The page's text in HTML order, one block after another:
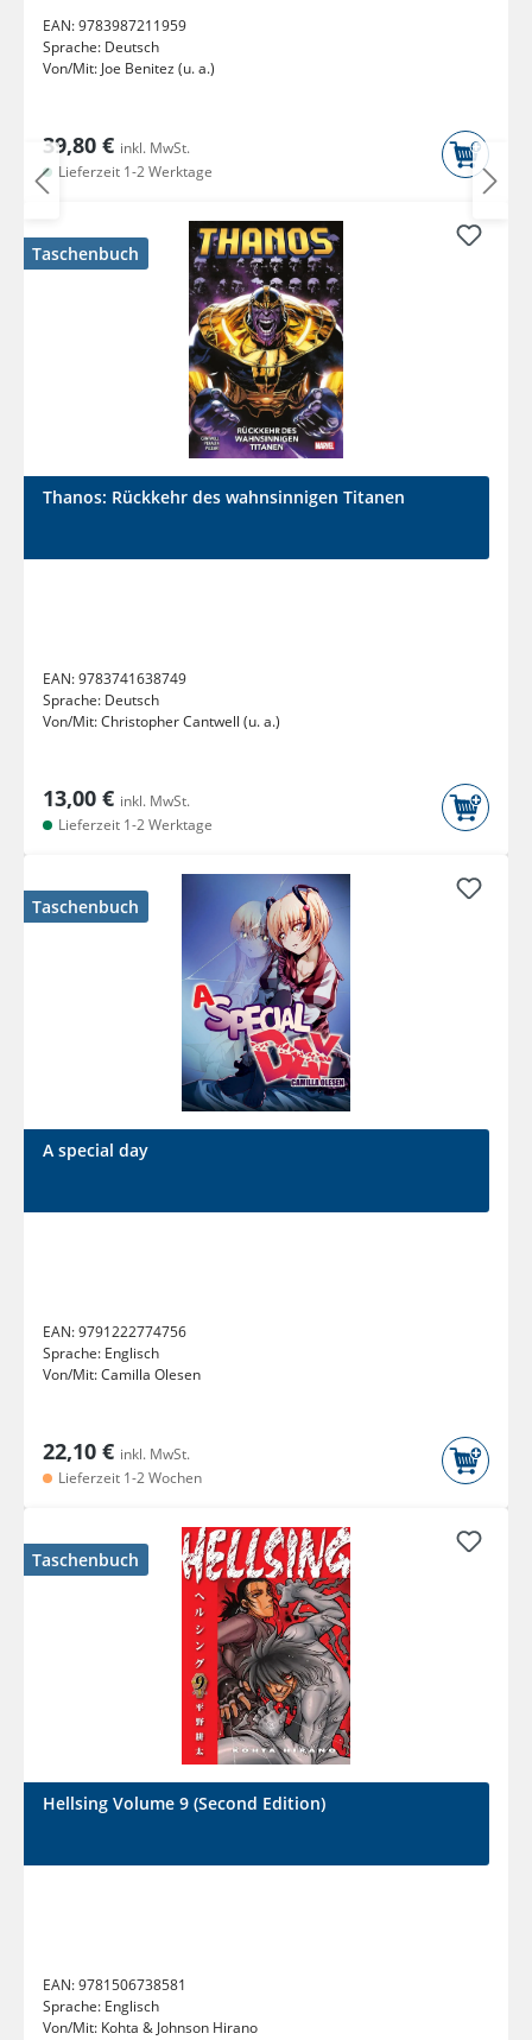
EAN:9783987211959
Sprache: Deutsch
Von/Mit: Joe Benitez (u. a.)
39,80 € inkl. MwSt.
Lieferzeit 1-2 Werktage
Taschenbuch
Thanos: Rückkehr des wahnsinnigen Titanen
EAN:9783741638749
Sprache: Deutsch
Von/Mit:Christopher Cantwell (u. a.)
13,00 € inkl. MwSt.
Lieferzeit 1-2 Werktage
Taschenbuch
A special day
EAN:9791222774756
Sprache: Englisch
Von/Mit:Camilla Olesen
22,10 € inkl. MwSt.
Lieferzeit 1-2 Wochen
Taschenbuch
Hellsing Volume 9 (Second Edition)
EAN:9781506738581
Sprache: Englisch
Von/Mit: Kohta & Johnson Hirano